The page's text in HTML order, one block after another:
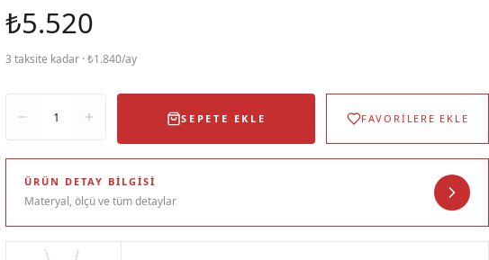
₺5.520
3 taksite kadar · ₺1.840/ay
1 SEPETE EKLE FAVORİLERE EKLE
ÜRÜN DETAY BILGISI
Materyal, ölçü ve tüm detaylar